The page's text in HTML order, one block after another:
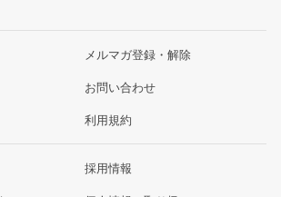
メルマガ登録・解除
お問い合わせ
利用規約
採用情報